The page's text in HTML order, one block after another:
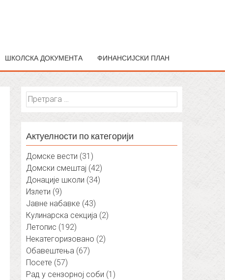
ШКОЛСКА ДОКУМЕНТА ФИНАНСИЈСКИ ПЛАН
Претрага
за:
Актуелности по категорији
Домске вести (31)
Домски смештај (42)
Донације школи (34)
Излети (9)
Јавне набавке (43)
Кулинарска секција (2)
Летопис (192)
Некатегоризовано (2)
Обавештења (67)
Посете (57)
Рад у сензорној соби (1)